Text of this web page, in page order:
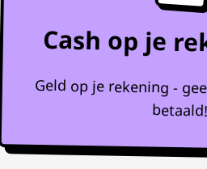
Cash op je
Geld op je rekening -
betaald!